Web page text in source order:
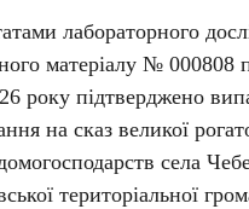
лабораторного
матеріалу № 000808
року підтверджено
на сказ великої
села
територіальної